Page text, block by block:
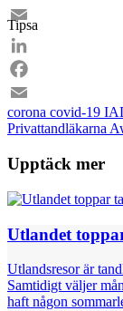
Facebook
Email
Tipsa
LinkedIn
Facebook
Email
corona covid-19
Privattandläkarna
Upptäck mer
Utlandet
Utlandsresor är
Samtidigt väljer
haft någon